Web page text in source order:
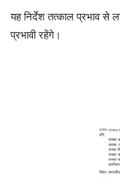
यह निर्देश तत्काल प्रभाव
प्रभावी रहेंगे।